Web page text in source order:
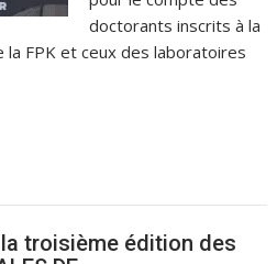
doctorants inscrits à la
la FPK et ceux des laboratoires
troisième édition des